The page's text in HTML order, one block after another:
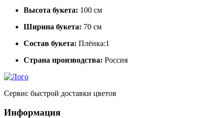
Высота букета: 100 см
Ширина букета: 70 см
Состав букета: Плёнка:1
Страна производства: Россия
Сервис быстрой доставки цветов
Информация